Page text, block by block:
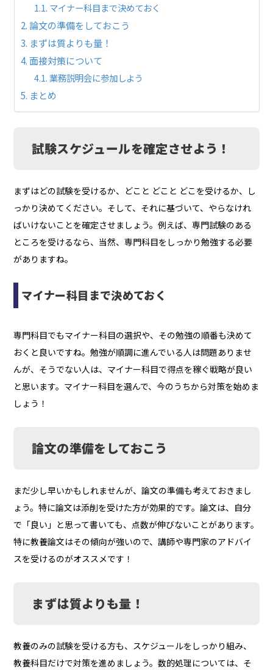
マイナー科目まで決めておく
論文の準備をしておこう
まずは質よりも量！
面接対策について
業務説明会に参加しよう
まとめ
試験スケジュールを確定させよう！
まずはどの試験を受けるか、どこと どこと どこを受けるか、し
っかり決めてください。そして、それに基づいて、やらなけれ
ばいけないことを確定させましょう。例えば、専門試験のある
ところを受けるなら、当然、専門科目をしっかり勉強する必要
がありますね。
マイナー科目まで決めておく
専門科目でもマイナー科目の選択や、その勉強の順番も決めて
おくと良いですね。勉強が順調に進んでいる人は問題ありませ
んが、そうでない人は、マイナー科目で得点を稼ぐ戦略が良い
と思います。マイナー科目を選んで、今のうちから対策を始めま
しょう！
論文の準備をしておこう
まだ少し早いかもしれませんが、論文の準備も考えておきまし
ょう。特に論文は添削を受けた方が効果的です。論文は、自分
で「良い」と思って書いても、点数が伸びないことがあります。
特に教養論文はその傾向が強いので、講師や専門家のアドバイ
スを受けるのがオススメです！
まずは質よりも量！
教養のみの試験を受ける方も、スケジュールをしっかり組み、
教養科目だけで対策を進めましょう。数的処理については、そ